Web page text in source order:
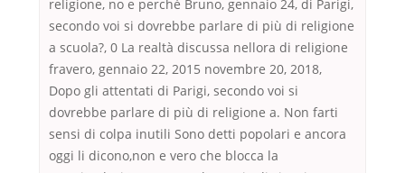
religione, no e perché Bruno, gennaio 24, di Parigi,
secondo voi si dovrebbe parlare di più di religione
a scuola?, 0 La realtà discussa nellora di religione
fravero, gennaio 22, 2015 novembre 20, 2018,
Dopo gli attentati di Parigi, secondo voi si
dovrebbe parlare di più di religione a. Non farti
sensi di colpa inutili Sono detti popolari e ancora
oggi li dicono,non e vero che blocca la